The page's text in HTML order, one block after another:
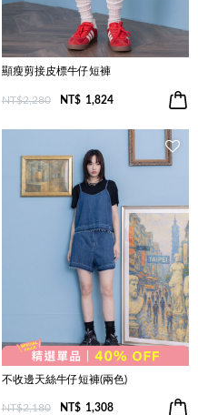
顯瘦剪接皮標牛仔短褲
NT$2,280 NT$ 1,824
不收邊天絲牛仔短褲(兩色)
NT$2,180 NT$ 1,308